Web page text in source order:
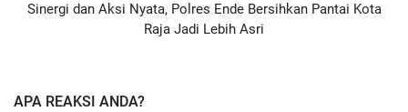
Sinergi dan Aksi Nyata, Polres Ende Bersihkan Pantai Kota
Raja Jadi Lebih Asri
APA REAKSI ANDA?